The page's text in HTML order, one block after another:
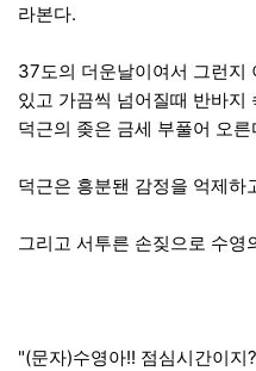
라본다.
37도의 더운날이여서 그런지
있고 가끔씩 넘어질때 반바지
덕근의 좆은 금세 부풀어 오른
덕근은 흥분됀 감정을 억제하
그리고 서투른 손짖으로 수영
"(문자)수영아!! 점심시간이지